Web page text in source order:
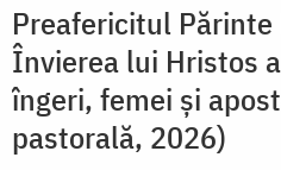
Preafericitul
Învierea lui Hristos
îngeri, femei și
pastorală, 2026)